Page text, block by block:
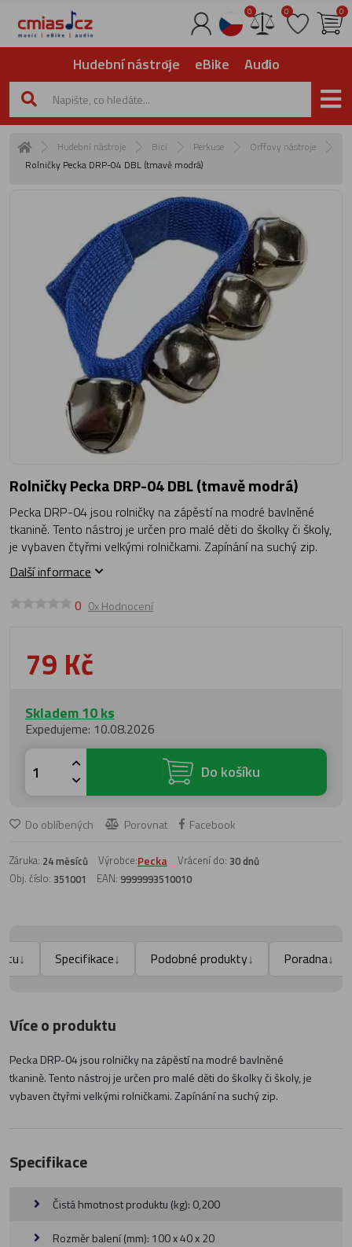
0 0 0
Hudební nástroje eBike Audio
Hudební nástroje Bicí Perkuse
Orffovy nástroje
Rolničky Pecka DRP-04 DBL (tmavě modrá)
Rolničky Pecka DRP-04 DBL (tmavě modrá)
Pecka DRP-04 jsou rolničky na zápěstí na modré bavlněné
tkanině. Tento nástroj je určen pro malé děti do školky či školy,
je vybaven čtyřmi velkými rolničkami. Zapínání na suchý zip.
Další informace
0 0x Hodnocení
79 Kč
Skladem 10 ks
Expedujeme: 10.08.2026
Do košíku
Do oblíbených Porovnat Facebook
Záruka: 24 měsíců Výrobce:Pecka Vrácení do: 30 dnů
Obj. číslo: 351001 EAN: 9999993510010
↓ Specifikace↓ Podobné produkty↓ Poradna↓
Více o produktu
Pecka DRP-04 jsou rolničky na zápěstí na modré bavlněné
tkanině. Tento nástroj je určen pro malé děti do školky či školy, je
vybaven čtyřmi velkými rolničkami. Zapínání na suchý zip.
Specifikace
Čistá hmotnost produktu (kg): 0,200
Rozměr balení (mm): 100 x 40 x 20